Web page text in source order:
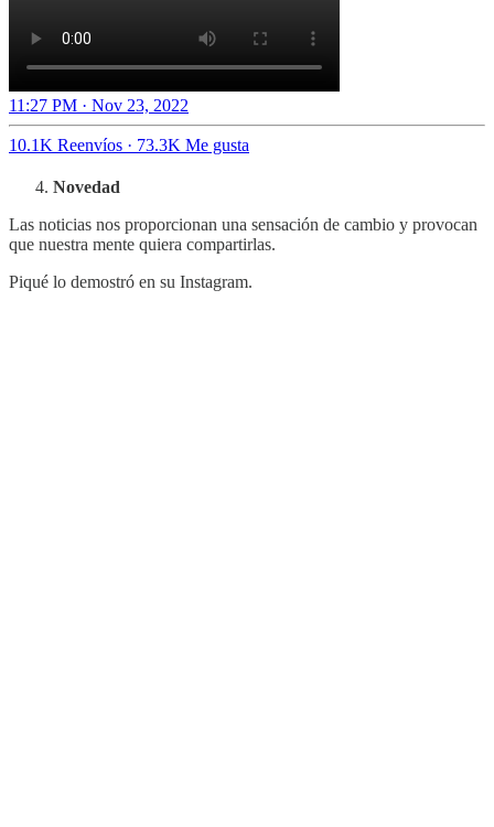
11:27 PM · Nov 23, 2022
10.1K Reenvíos · 73.3K Me gusta
Novedad
Las noticias nos proporcionan una sensación de cambio y provocan
que nuestra mente quiera compartirlas.
Piqué lo demostró en su Instagram.